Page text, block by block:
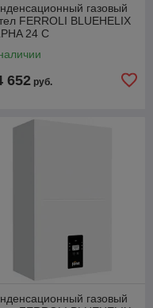
газовый
FERROLI BLUEHELIX
24 С
652 руб.
газовый